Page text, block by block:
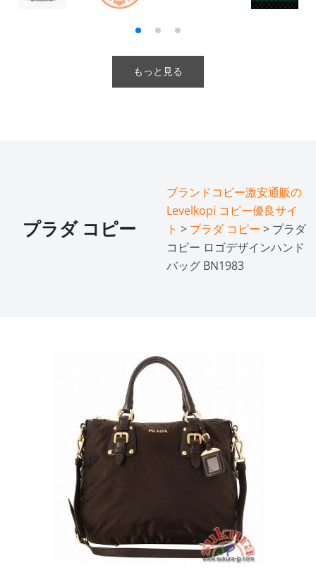
もっと見る
プラダ コピー
ブランドコピー激安通販の
Levelkopi コピー優良サイ
ト > プラダ コピー > プラダ
コピー ロゴデザインハンド
バッグ BN1983